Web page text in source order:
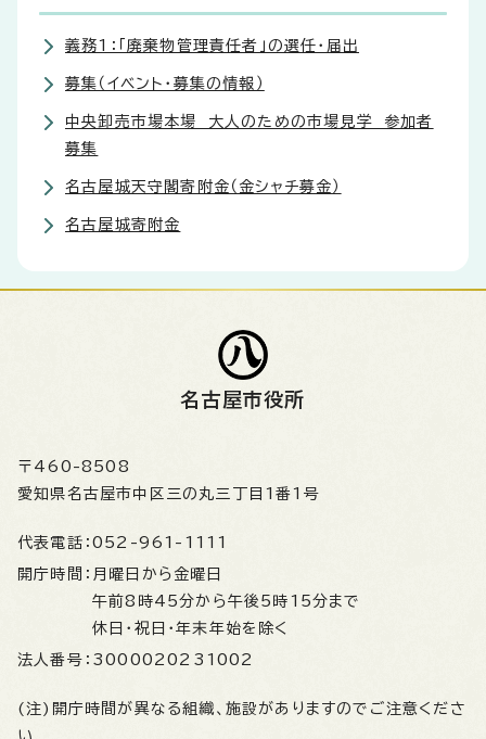
義務1：「廃棄物管理責任者」の選任・届出
募集（イベント・募集の情報）
中央卸売市場本場 大人のための市場見学 参加者
募集
名古屋城天守閣寄附金（金シャチ募金）
名古屋城寄附金
名古屋市役所
〒460-8508
愛知県名古屋市中区三の丸三丁目1番1号
代表電話： 052-961-1111
開庁時間： 月曜日から金曜日
午前8時45分から午後5時15分まで
休日・祝日・年末年始を除く
法人番号： 3000020231002
(注)開庁時間が異なる組織、施設がありますのでご注意くださ
い